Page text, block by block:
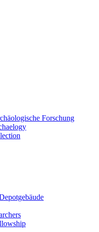
Forschung